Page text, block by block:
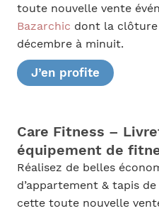
toute nouvelle vente
Bazarchic dont la clôture
décembre à minuit.
J’en profite
Care Fitness –
équipement de
Réalisez de belles
d’appartement & tapis
cette toute nouvelle